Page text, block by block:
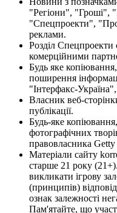
"Регіони", "Гроші",
"Спецпроекти",
реклами.
Розділ Спецпроекти
комерційними
Будь яке
поширення
"Інтерфакс-
Власник веб-
публікації.
Будь-яке
фотографічних
правовласника Getty
Матеріали сайту
старше 21 року
викликати ігрову
(принципів)
ознак залежності
Пам'ятайте, що